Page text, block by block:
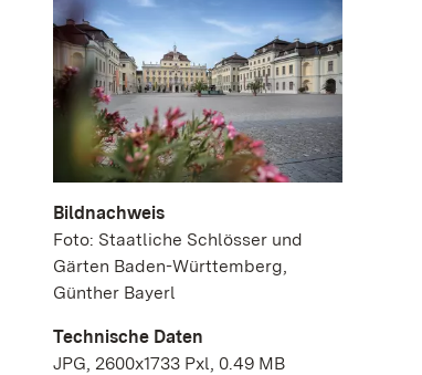
Bildnachweis
Foto: Staatliche Schlösser und
Gärten Baden-Württemberg,
Günther Bayerl
Technische Daten
JPG, 2600x1733 Pxl, 0.49 MB